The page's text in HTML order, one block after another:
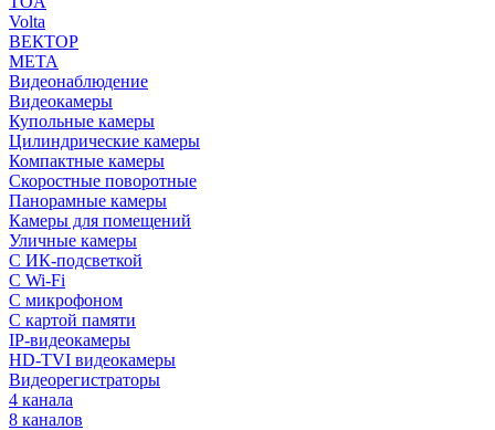
Volta
ВЕКТОР
МЕТА
Видеонаблюдение
Видеокамеры
Купольные камеры
Цилиндрические камеры
Компактные камеры
Скоростные поворотные
Панорамные камеры
Камеры для помещений
Уличные камеры
С ИК-подсветкой
С Wi-Fi
С микрофоном
С картой памяти
IP-видеокамеры
HD-TVI видеокамеры
Видеорегистраторы
4 канала
8 каналов